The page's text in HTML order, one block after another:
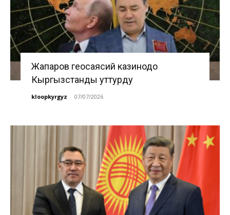
Жапаров геосаясий казинодо
Кыргызстанды уттурду
kloopkyrgyz - 07/07/2026